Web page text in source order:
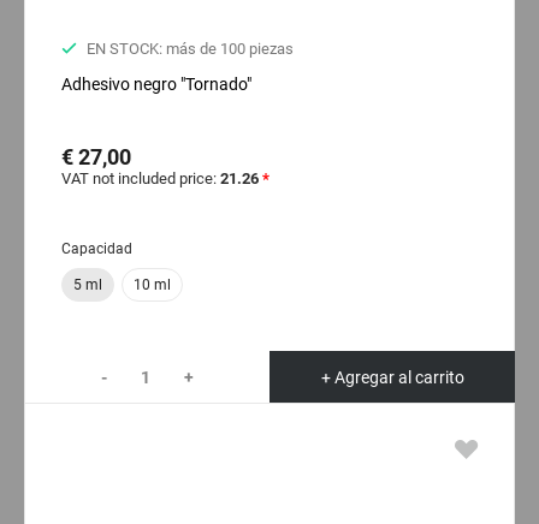
EN STOCK: más de 100 piezas
Adhesivo negro "Tornado"
€ 27,00
VAT not included price: 21.26 *
Capacidad
5 ml 10 ml
- + + Agregar al carrito